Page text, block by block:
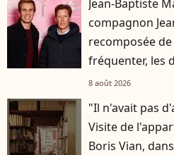
Jean-Baptiste
compagnon
recomposée
fréquenter, les
connaissaient
8 août 2026
"Il n'avait pas
Visite de
Boris Vian,